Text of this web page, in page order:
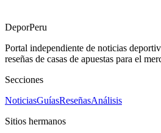
DeporPeru
Portal independiente de noticias
reseñas de casas de apuestas para el
Secciones
NoticiasGuíasReseñasAnálisis
Sitios hermanos